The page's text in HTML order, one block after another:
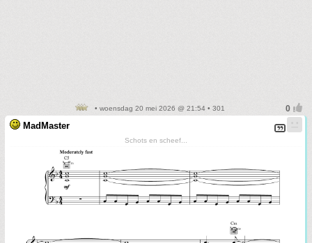
• woensdag 20 mei 2026 @ 21:54 • 301
MadMaster
Schots en scheef...